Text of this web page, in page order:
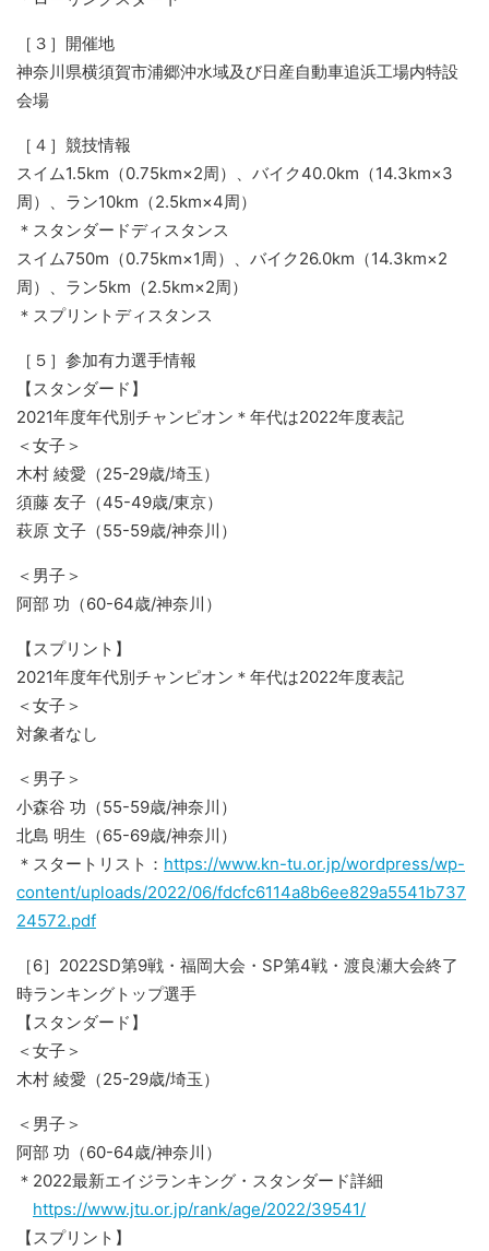
［３］開催地
神奈川県横須賀市浦郷沖水域及び日産自動車追浜工場内特設
会場
［４］競技情報
スイム1.5km（0.75km×2周）、バイク40.0km（14.3km×3
周）、ラン10km（2.5km×4周）
＊スタンダードディスタンス
スイム750m（0.75km×1周）、バイク26.0km（14.3km×2
周）、ラン5km（2.5km×2周）
＊スプリントディスタンス
［５］参加有力選手情報
【スタンダード】
2021年度年代別チャンピオン＊年代は2022年度表記
＜女子＞
木村 綾愛（25-29歳/埼玉）
須藤 友子（45-49歳/東京）
萩原 文子（55-59歳/神奈川）
＜男子＞
阿部 功（60-64歳/神奈川）
【スプリント】
2021年度年代別チャンピオン＊年代は2022年度表記
＜女子＞
対象者なし
＜男子＞
小森谷 功（55-59歳/神奈川）
北島 明生（65-69歳/神奈川）
＊スタートリスト： https://www.kn-tu.or.jp/wordpress/wp-
content/uploads/2022/06/fdcfc6114a8b6ee829a5541b737
24572.pdf
［6］2022SD第9戦・福岡大会・SP第4戦・渡良瀬大会終了
時ランキングトップ選手
【スタンダード】
＜女子＞
木村 綾愛（25-29歳/埼玉）
＜男子＞
阿部 功（60-64歳/神奈川）
＊2022最新エイジランキング・スタンダード詳細
https://www.jtu.or.jp/rank/age/2022/39541/
【スプリント】